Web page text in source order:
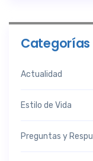
Categorías
Actualidad
Estilo de Vida
Preguntas y